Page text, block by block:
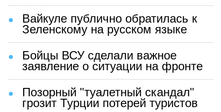
Вайкуле публично обратилась к
Зеленскому на русском языке
Бойцы ВСУ сделали важное
заявление о ситуации на фронте
Позорный "туалетный скандал"
грозит Турции потерей туристов